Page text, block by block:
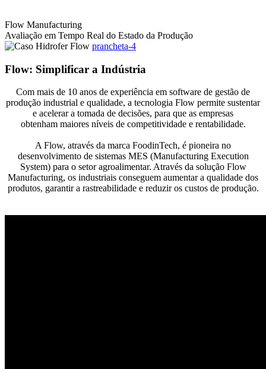
Flow Manufacturing
Avaliação em Tempo Real do Estado da Produção
prancheta-4
Flow: Simplificar a Indústria
Com mais de 10 anos de experiência em software de gestão de
produção industrial e qualidade, a tecnologia Flow permite sustentar
e acelerar a tomada de decisões, para que as empresas
obtenham maiores níveis de competitividade e rentabilidade.
A Flow, através da marca FoodinTech, é pioneira no
desenvolvimento de sistemas MES (Manufacturing Execution
System) para o setor agroalimentar. Através da solução Flow
Manufacturing, os industriais conseguem aumentar a qualidade dos
produtos, garantir a rastreabilidade e reduzir os custos de produção.